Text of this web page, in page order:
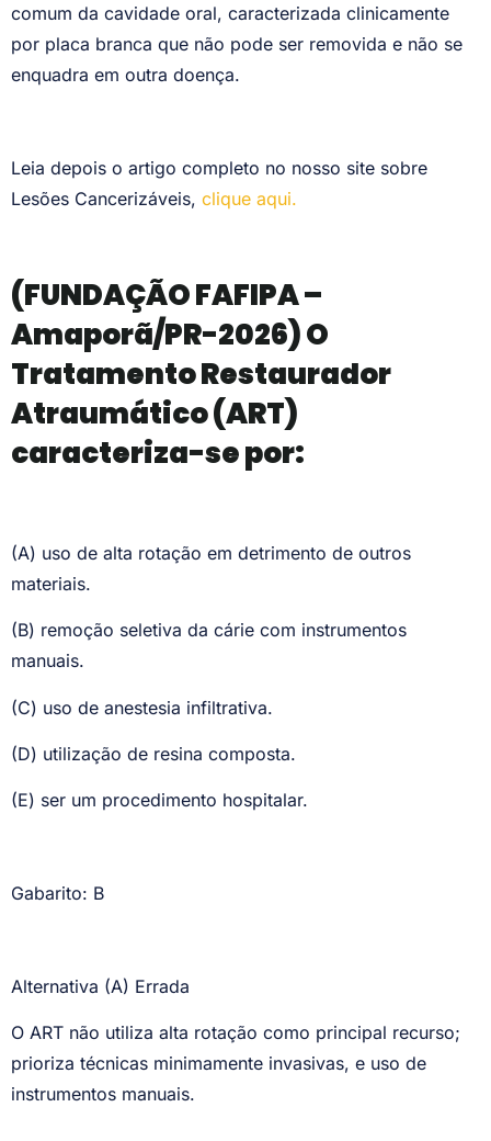
comum da cavidade oral, caracterizada clinicamente
por placa branca que não pode ser removida e não se
enquadra em outra doença.
Leia depois o artigo completo no nosso site sobre
Lesões Cancerizáveis, clique aqui.
(FUNDAÇÃO FAFIPA –
Amaporã/PR-2026) O
Tratamento Restaurador
Atraumático (ART)
caracteriza-se por:
(A) uso de alta rotação em detrimento de outros
materiais.
(B) remoção seletiva da cárie com instrumentos
manuais.
(C) uso de anestesia infiltrativa.
(D) utilização de resina composta.
(E) ser um procedimento hospitalar.
Gabarito: B
Alternativa (A) Errada
O ART não utiliza alta rotação como principal recurso;
prioriza técnicas minimamente invasivas, e uso de
instrumentos manuais.